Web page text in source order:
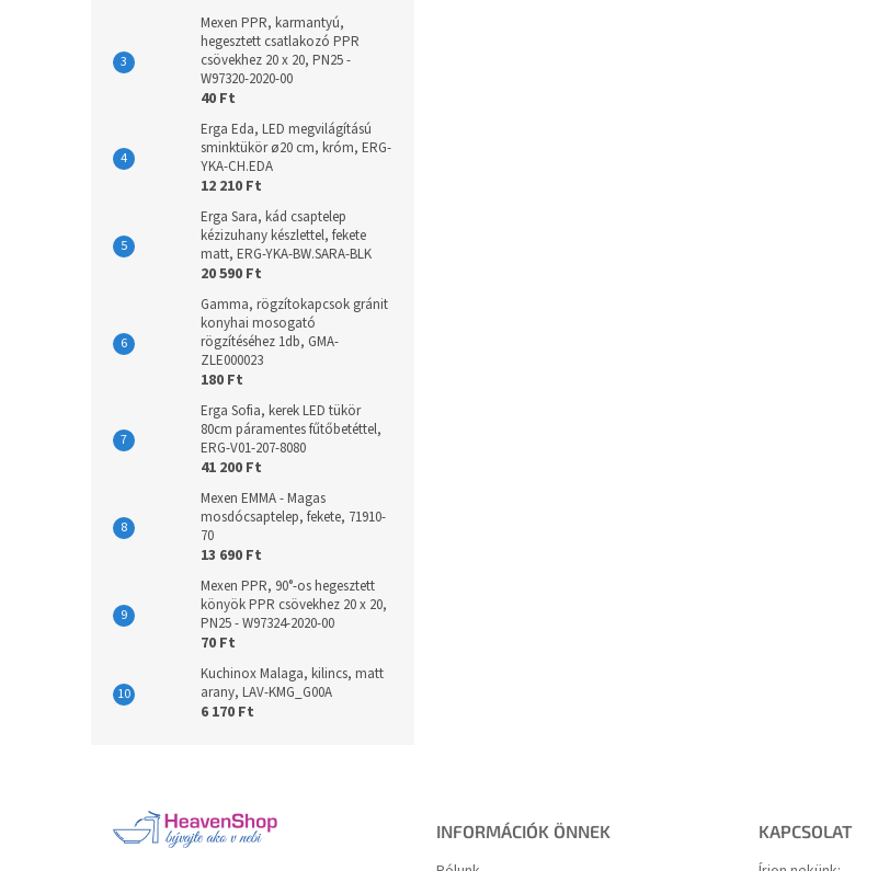
Mexen PPR, karmantyú,
hegesztett csatlakozó PPR
csövekhez 20 x 20, PN25 -
W97320-2020-00
40 Ft
Erga Eda, LED megvilágítású
sminktükör ø20 cm, króm, ERG-
YKA-CH.EDA
12 210 Ft
Erga Sara, kád csaptelep
kézizuhany készlettel, fekete
matt, ERG-YKA-BW.SARA-BLK
20 590 Ft
Gamma, rögzítokapcsok gránit
konyhai mosogató
rögzítéséhez 1db, GMA-
ZLE000023
180 Ft
Erga Sofia, kerek LED tükör
80cm páramentes fűtőbetéttel,
ERG-V01-207-8080
41 200 Ft
Mexen EMMA - Magas
mosdócsaptelep, fekete, 71910-
70
13 690 Ft
Mexen PPR, 90°-os hegesztett
könyök PPR csövekhez 20 x 20,
PN25 - W97324-2020-00
70 Ft
Kuchinox Malaga, kilincs, matt
arany, LAV-KMG_G00A
6 170 Ft
INFORMÁCIÓK ÖNNEK KAPCSOLAT